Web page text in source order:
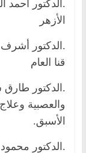
.الدكتور أحمد
الأزهر
.الدكتور
قنا العام
.الدكتور
والعصبية
الأسبق.
.الدكتور